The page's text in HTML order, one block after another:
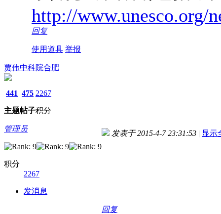
http://www.unesco.org/
回复
使用道具 举报
贾伟中科院合肥
441
主题
475
帖子
2267
积分
管理员
积分
2267
发消息
发表于 2015-4-7 23:31:53 | 显示
回复